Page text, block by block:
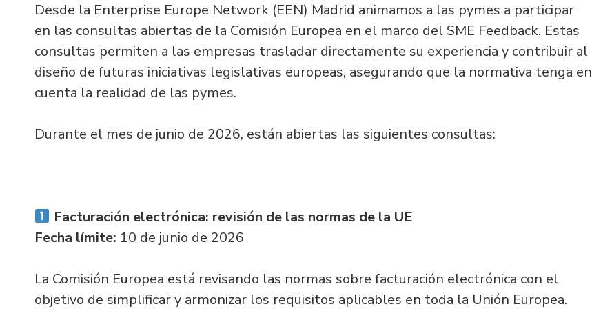
Desde la Enterprise Europe Network (EEN) Madrid animamos a las pymes a participar
en las consultas abiertas de la Comisión Europea en el marco del SME Feedback. Estas
consultas permiten a las empresas trasladar directamente su experiencia y contribuir al
diseño de futuras iniciativas legislativas europeas, asegurando que la normativa tenga en
cuenta la realidad de las pymes.
Durante el mes de junio de 2026, están abiertas las siguientes consultas:
Facturación electrónica: revisión de las normas de la UE
Fecha límite: 10 de junio de 2026
La Comisión Europea está revisando las normas sobre facturación electrónica con el
objetivo de simplificar y armonizar los requisitos aplicables en toda la Unión Europea.